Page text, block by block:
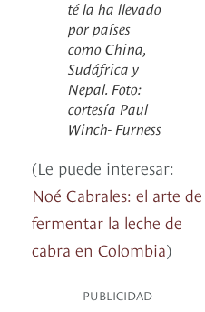
té la ha llevado
por países
como China,
Sudáfrica y
Nepal. Foto:
cortesía Paul
Winch- Furness
(Le puede interesar:
Noé Cabrales: el arte de
fermentar la leche de
cabra en Colombia)
PUBLICIDAD